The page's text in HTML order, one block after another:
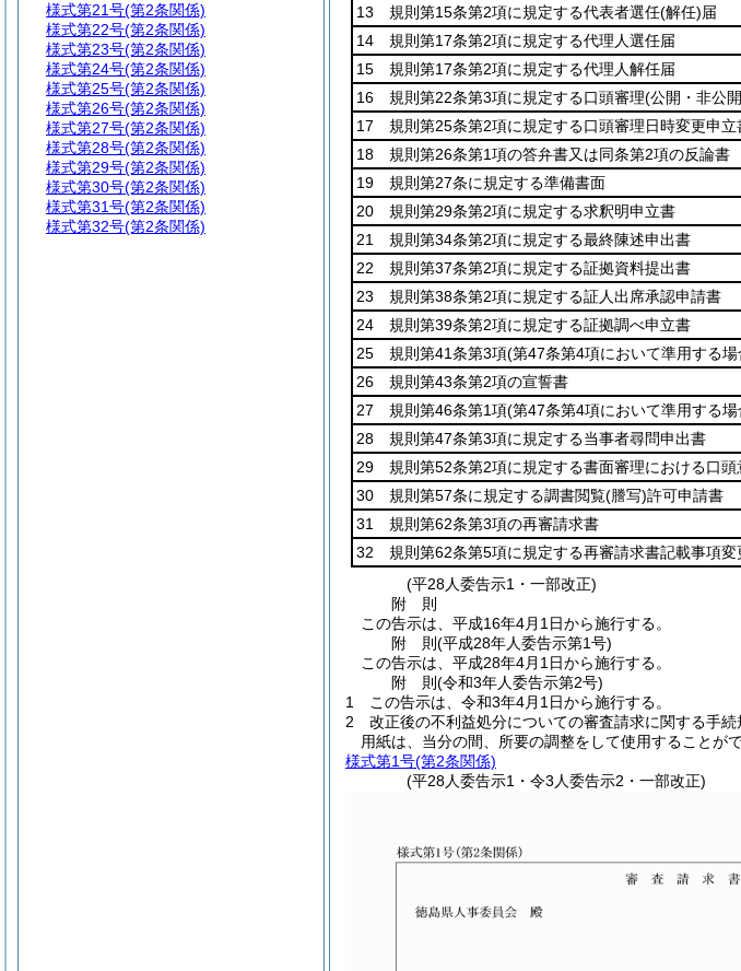
13 規則第15条第2項に規定する代表者選任(解任)届
14 規則第17条第2項に規定する代理人選任届
15 規則第17条第2項に規定する代理人解任届
16 規則第22条第3項に規定する口頭審理(公開・非公
17 規則第25条第2項に規定する口頭審理日時変更申立
18 規則第26条第1項の答弁書又は同条第2項の反論書
19 規則第27条に規定する準備書面
20 規則第29条第2項に規定する求釈明申立書
21 規則第34条第2項に規定する最終陳述申出書
22 規則第37条第2項に規定する証拠資料提出書
23 規則第38条第2項に規定する証人出席承認申請書
24 規則第39条第2項に規定する証拠調べ申立書
25 規則第41条第3項(第47条第4項において準用する
26 規則第43条第2項の宣誓書
27 規則第46条第1項(第47条第4項において準用する
28 規則第47条第3項に規定する当事者尋問申出書
29 規則第52条第2項に規定する書面審理における口頭
30 規則第57条に規定する調書閲覧(謄写)許可申請書
31 規則第62条第3項の再審請求書
32 規則第62条第5項に規定する再審請求書記載事項変
(平28人委告示1・一部改正)
附 則
この告示は、平成16年4月1日から施行する。
附 則(平成28年人委告示第1号)
この告示は、平成28年4月1日から施行する。
附 則(令和3年人委告示第2号)
1
この告示は、令和3年4月1日から施行する。
2
改正後の不利益処分についての審査請求に関する手
用紙は、当分の間、所要の調整をして使用することが
様式第1号(第2条関係)
(平28人委告示1・令3人委告示2・一部改正)
様式第21号(第2条関係)
様式第22号(第2条関係)
様式第23号(第2条関係)
様式第24号(第2条関係)
様式第25号(第2条関係)
様式第26号(第2条関係)
様式第27号(第2条関係)
様式第28号(第2条関係)
様式第29号(第2条関係)
様式第30号(第2条関係)
様式第31号(第2条関係)
様式第32号(第2条関係)